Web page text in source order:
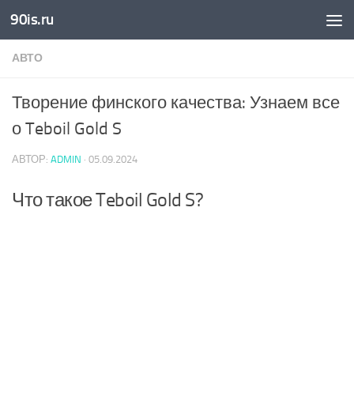
Skip to content
90is.ru
АВТО
Творение финского качества: Узнаем все
о Teboil Gold S
АВТОР: ADMIN · 05.09.2024
Что такое Teboil Gold S?